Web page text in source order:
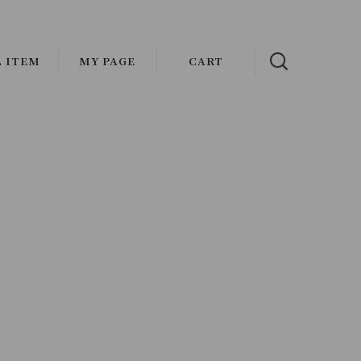
ITEM
HOODIE/KNIT
MY PAGE CART